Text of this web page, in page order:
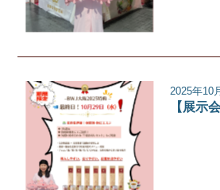
2025年10
【展示